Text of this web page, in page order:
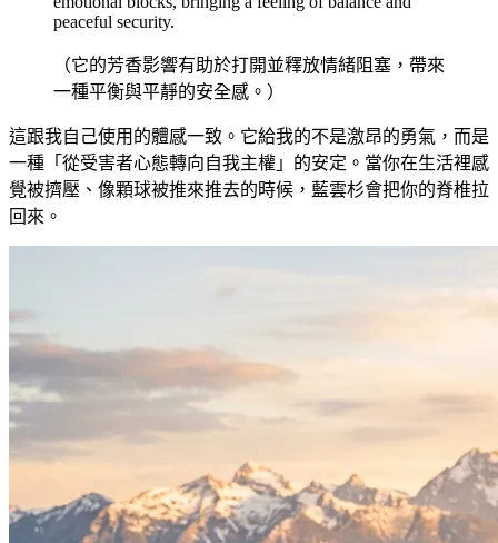
peaceful security.
（它的芳香影響有助於打開並釋放情緒阻塞，帶來
一種平衡與平靜的安全感。）
這跟我自己使用的體感一致。它給我的不是激昂的勇氣，而是
一種「從受害者心態轉向自我主權」的安定。當你在生活裡感
覺被擠壓、像顆球被推來推去的時候，藍雲杉會把你的脊椎拉
回來。